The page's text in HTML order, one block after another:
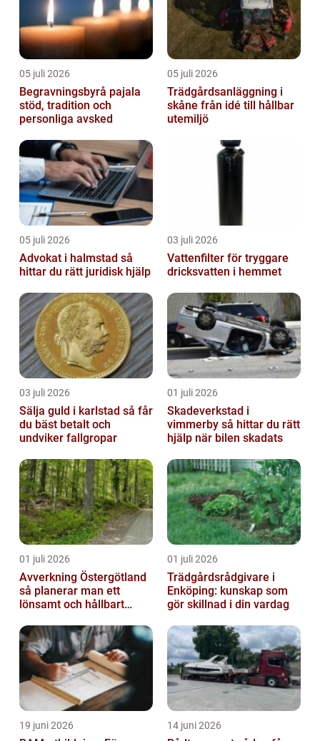
05 juli 2026
Begravningsbyrå pajala
stöd, tradition och
personliga avsked
05 juli 2026
Trädgårdsanläggning i
skåne från idé till hållbar
utemiljö
05 juli 2026
Advokat i halmstad så
hittar du rätt juridisk hjälp
03 juli 2026
Vattenfilter för tryggare
dricksvatten i hemmet
03 juli 2026
Sälja guld i karlstad så får
du bäst betalt och
undviker fallgropar
01 juli 2026
Skadeverkstad i
vimmerby så hittar du rätt
hjälp när bilen skadats
01 juli 2026
Avverkning Östergötland
så planerar man ett
lönsamt och hållbart
01 juli 2026
Trädgårdsrådgivare i
Enköping: kunskap som
gör skillnad i din vardag
19 juni 2026 14 juni 2026